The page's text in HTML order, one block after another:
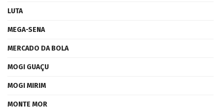
LUTA
MEGA-SENA
MERCADO DA BOLA
MOGI GUAÇU
MOGI MIRIM
MONTE MOR